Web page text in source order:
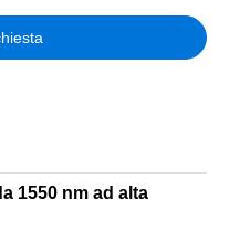
1550 nm ad alta